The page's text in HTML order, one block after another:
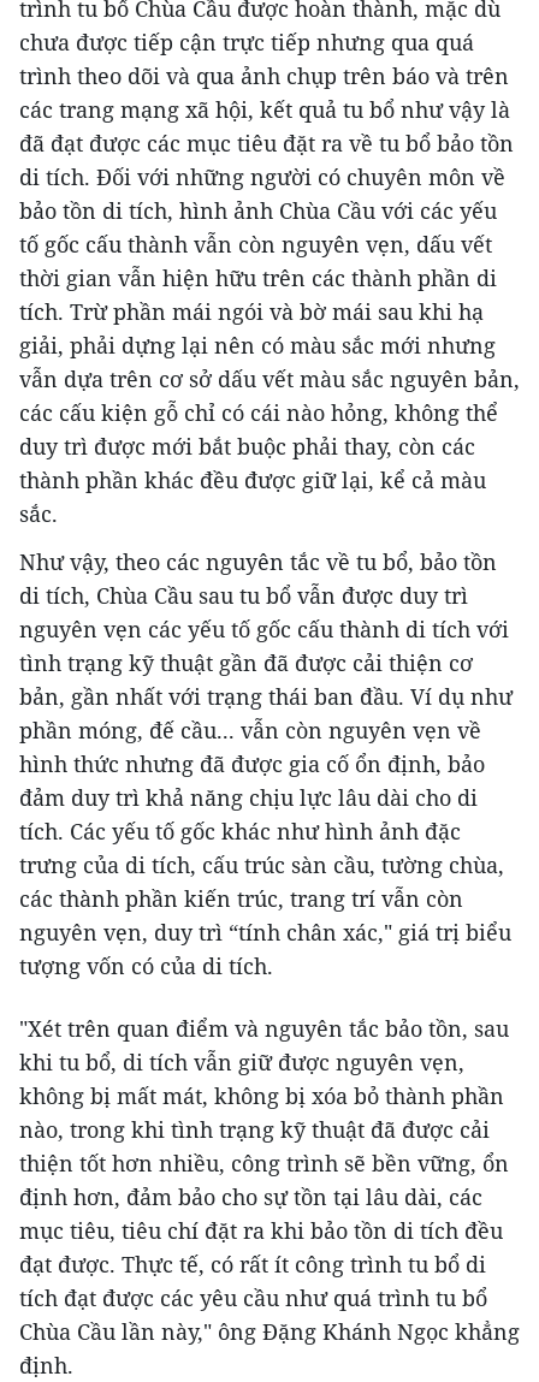
trình tu bổ Chùa Cầu được hoàn thành, mặc dù
chưa được tiếp cận trực tiếp nhưng qua quá
trình theo dõi và qua ảnh chụp trên báo và trên
các trang mạng xã hội, kết quả tu bổ như vậy là
đã đạt được các mục tiêu đặt ra về tu bổ bảo tồn
di tích. Đối với những người có chuyên môn về
bảo tồn di tích, hình ảnh Chùa Cầu với các yếu
tố gốc cấu thành vẫn còn nguyên vẹn, dấu vết
thời gian vẫn hiện hữu trên các thành phần di
tích. Trừ phần mái ngói và bờ mái sau khi hạ
giải, phải dựng lại nên có màu sắc mới nhưng
vẫn dựa trên cơ sở dấu vết màu sắc nguyên bản,
các cấu kiện gỗ chỉ có cái nào hỏng, không thể
duy trì được mới bắt buộc phải thay, còn các
thành phần khác đều được giữ lại, kể cả màu
sắc.
Như vậy, theo các nguyên tắc về tu bổ, bảo tồn
di tích, Chùa Cầu sau tu bổ vẫn được duy trì
nguyên vẹn các yếu tố gốc cấu thành di tích với
tình trạng kỹ thuật gần đã được cải thiện cơ
bản, gần nhất với trạng thái ban đầu. Ví dụ như
phần móng, đế cầu... vẫn còn nguyên vẹn về
hình thức nhưng đã được gia cố ổn định, bảo
đảm duy trì khả năng chịu lực lâu dài cho di
tích. Các yếu tố gốc khác như hình ảnh đặc
trưng của di tích, cấu trúc sàn cầu, tường chùa,
các thành phần kiến trúc, trang trí vẫn còn
nguyên vẹn, duy trì “tính chân xác," giá trị biểu
tượng vốn có của di tích.
"Xét trên quan điểm và nguyên tắc bảo tồn, sau
khi tu bổ, di tích vẫn giữ được nguyên vẹn,
không bị mất mát, không bị xóa bỏ thành phần
nào, trong khi tình trạng kỹ thuật đã được cải
thiện tốt hơn nhiều, công trình sẽ bền vững, ổn
định hơn, đảm bảo cho sự tồn tại lâu dài, các
mục tiêu, tiêu chí đặt ra khi bảo tồn di tích đều
đạt được. Thực tế, có rất ít công trình tu bổ di
tích đạt được các yêu cầu như quá trình tu bổ
Chùa Cầu lần này," ông Đặng Khánh Ngọc khẳng
định.